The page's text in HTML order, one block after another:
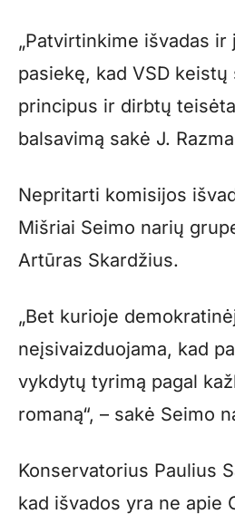
„Patvirtinkime išvadas
pasiekę, kad VSD keistų
principus ir dirbtų
balsavimą sakė J.
Nepritarti komisijos
Mišriai Seimo narių
Artūras Skardžius.
„Bet kurioje
neįsivaizduojama, kad
vykdytų tyrimą pagal
romaną“, – sakė Seimo
Konservatorius Paulius
kad išvados yra ne apie